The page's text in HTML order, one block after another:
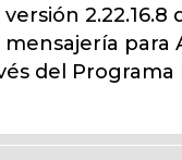
2.22.16.8
para
del Programa